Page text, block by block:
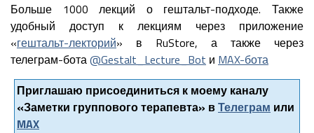
Больше 1000 лекций о гештальт-подходе. Также
удобный доступ к лекциям через приложение
«гештальт-лекторий» в RuStore, а также через
телеграм-бота@Gestalt_Lecture_Bot и MAX-бота
Приглашаю присоединиться к моему каналу
«Заметки группового терапевта» вТелеграм или
MAX